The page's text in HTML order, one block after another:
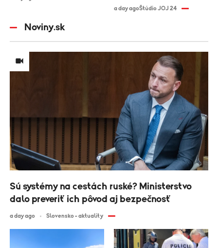
a day agoŠtúdio JOJ 24
Noviny.sk
Sú systémy na cestách ruské? Ministerstvo
dalo preveriť ich pôvod aj bezpečnosť
a day ago Slovensko - aktuality